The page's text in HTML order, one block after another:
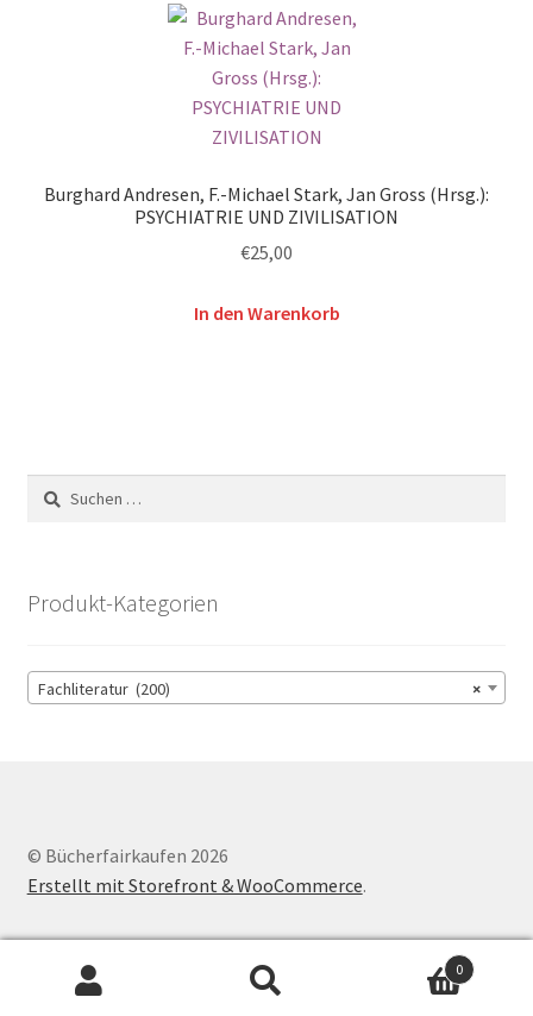
Burghard Andresen, F.-Michael Stark, Jan Gross (Hrsg.):
PSYCHIATRIE UND ZIVILISATION
€25,00
In den Warenkorb
Suchen
nach:
Produkt-Kategorien
×
Fachliteratur (200)
© Bücherfairkaufen 2026
Erstellt mit Storefront & WooCommerce.
0